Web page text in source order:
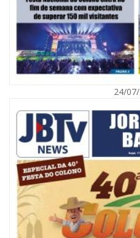
06/08/2026 | 10:02
Audiência pública debate Programa
Social em Itajaí
24/